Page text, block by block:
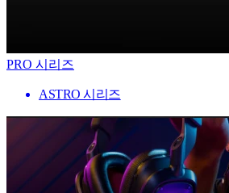
PRO 시리즈
ASTRO 시리즈